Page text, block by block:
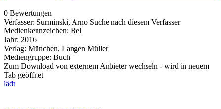
0 Bewertungen
Verfasser: Surminski, Arno Suche nach diesem Verfasser
Medienkennzeichen: Bel
Jahr: 2016
Verlag: München, Langen Müller
Mediengruppe: Buch
Zum Download von externem Anbieter wechseln - wird in neuem
Tab geöffnet
lädt